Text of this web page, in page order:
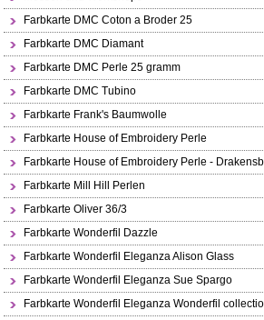
Farbkarte DMC Coton a Broder 25
Farbkarte DMC Diamant
Farbkarte DMC Perle 25 gramm
Farbkarte DMC Tubino
Farbkarte Frank's Baumwolle
Farbkarte House of Embroidery Perle
Farbkarte House of Embroidery Perle -
Farbkarte Mill Hill Perlen
Farbkarte Oliver 36/3
Farbkarte Wonderfil Dazzle
Farbkarte Wonderfil Eleganza Alison Glass
Farbkarte Wonderfil Eleganza Sue Spargo
Farbkarte Wonderfil Eleganza Wonderfil